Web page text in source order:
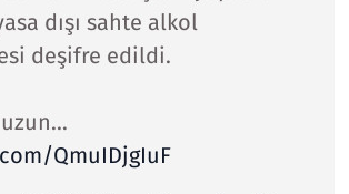
dışı sahte alkol
deşifre edildi.
QmuIDjgIuF